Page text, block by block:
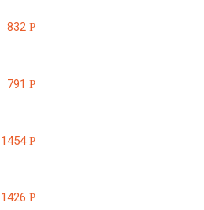
832Р
791Р
1454Р
1426Р